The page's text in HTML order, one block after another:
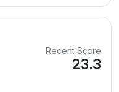
Recent Score
23.3